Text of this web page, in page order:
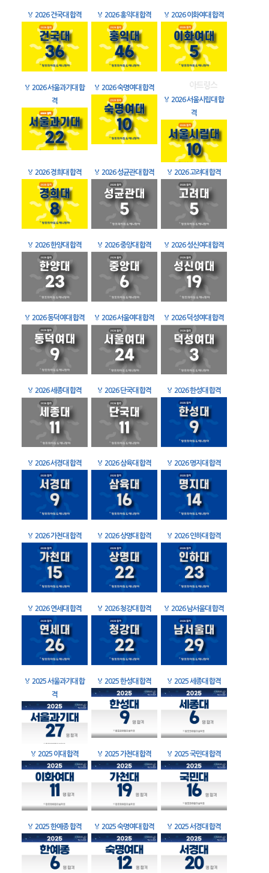
🏅 2026 건국대 합격 🏅 2026 홍익대 합격 🏅 2026 이화여대 합격
🏅 2026 서울과기대 합
격
🏅 2026 숙명여대 합격
🏅 2026 서울시립대 합
격
🏅 2026 경희대 합격 🏅 2026 성균관대 합격 🏅 2026 고려대 합격
🏅 2026 한양대 합격 🏅 2026 중앙대 합격 🏅 2026 성신여대 합격
🏅 2026 동덕여대 합격 🏅 2026 서울여대 합격 🏅 2026 덕성여대 합격
🏅 2026 세종대 합격 🏅 2026 단국대 합격 🏅 2026 한성대 합격
🏅 2026 서경대 합격 🏅 2026 삼육대 합격 🏅 2026 명지대 합격
🏅 2026 가천대 합격 🏅 2026 상명대 합격 🏅 2026 인하대 합격
🏅 2026 연세대 합격 🏅 2026 청강대 합격 🏅 2026 남서울대 합격
🏅 2025 서울과기대 합
격
🏅 2025 한성대 합격 🏅 2025 세종대 합격
🏅 2025 이대 합격 🏅 2025 가천대 합격 🏅 2025 국민대 합격
🏅 2025 한예종 합격 🏅 2025 숙명여대 합격 🏅 2025 서경대 합격